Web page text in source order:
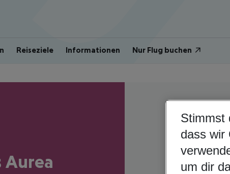
Reiseziele Informationen Nur Flug buchen
Aurea
Stimmst
dass wir
um dir